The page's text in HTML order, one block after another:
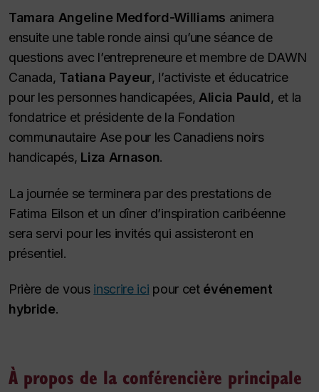
Tamara Angeline Medford-Williams animera
ensuite une table ronde ainsi qu’une séance de
questions avec l’entrepreneure et membre de DAWN
Canada, Tatiana Payeur, l’activiste et éducatrice
pour les personnes handicapées, Alicia Pauld, et la
fondatrice et présidente de la Fondation
communautaire Ase pour les Canadiens noirs
handicapés, Liza Arnason.
La journée se terminera par des prestations de
Fatima Eilson et un dîner d’inspiration caribéenne
sera servi pour les invités qui assisteront en
présentiel.
Prière de vous inscrire ici pour cet événement
hybride.
À propos de la conférencière principale